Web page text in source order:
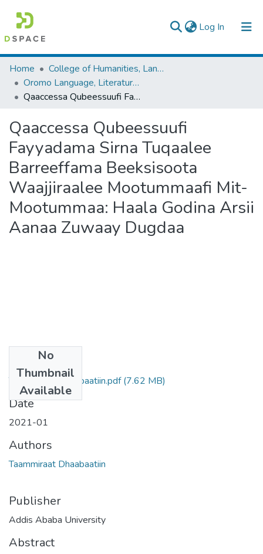
Log In (current)
Colleges, Institutes & Collections
Browse AAU-ETD
Home
College of Humanities, Language Studies, Journalism & Communication
Oromo Language, Literature and Folklore
Qaaccessa Qubeessuufi Fayyadama Sirna Tuqaalee Barreeffama Beeksisoota Waajjiraalee Mootummaafi Mit-Mootummaa: Haala Godina Arsii Aanaa Zuwaay Dugdaa
Qaaccessa Qubeessuufi
Fayyadama Sirna Tuqaalee
Barreeffama Beeksisoota
Waajjiraalee Mootummaafi Mit-
Mootummaa: Haala Godina Arsii
Aanaa Zuwaay Dugdaa
No
Thumbnail
Available
Taammiraat Dhaabaatiin.pdf(7.62 MB)
Date
2021-01
Authors
Taammiraat Dhaabaatiin
Publisher
Addis Ababa University
Abstract